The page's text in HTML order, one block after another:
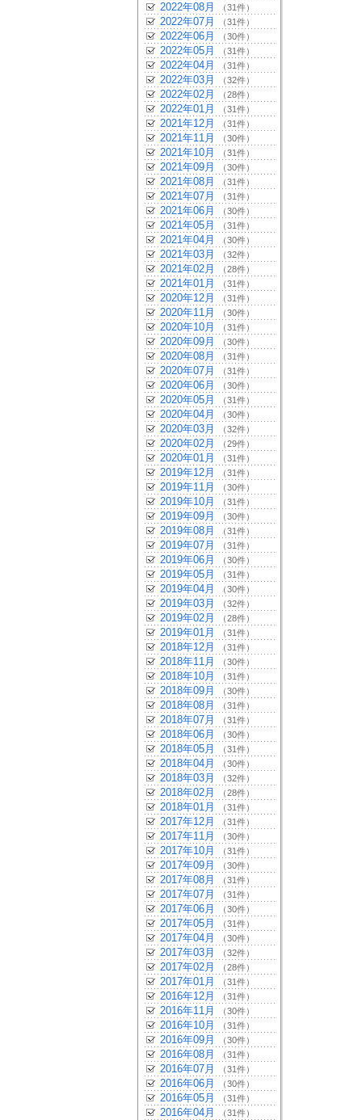
2022年08月 （31件）
2022年07月 （31件）
2022年06月 （30件）
2022年05月 （31件）
2022年04月 （31件）
2022年03月 （32件）
2022年02月 （28件）
2022年01月 （31件）
2021年12月 （31件）
2021年11月 （30件）
2021年10月 （31件）
2021年09月 （30件）
2021年08月 （31件）
2021年07月 （31件）
2021年06月 （30件）
2021年05月 （31件）
2021年04月 （30件）
2021年03月 （32件）
2021年02月 （28件）
2021年01月 （31件）
2020年12月 （31件）
2020年11月 （30件）
2020年10月 （31件）
2020年09月 （30件）
2020年08月 （31件）
2020年07月 （31件）
2020年06月 （30件）
2020年05月 （31件）
2020年04月 （30件）
2020年03月 （32件）
2020年02月 （29件）
2020年01月 （31件）
2019年12月 （31件）
2019年11月 （30件）
2019年10月 （31件）
2019年09月 （30件）
2019年08月 （31件）
2019年07月 （31件）
2019年06月 （30件）
2019年05月 （31件）
2019年04月 （30件）
2019年03月 （32件）
2019年02月 （28件）
2019年01月 （31件）
2018年12月 （31件）
2018年11月 （30件）
2018年10月 （31件）
2018年09月 （30件）
2018年08月 （31件）
2018年07月 （31件）
2018年06月 （30件）
2018年05月 （31件）
2018年04月 （30件）
2018年03月 （32件）
2018年02月 （28件）
2018年01月 （31件）
2017年12月 （31件）
2017年11月 （30件）
2017年10月 （31件）
2017年09月 （30件）
2017年08月 （31件）
2017年07月 （31件）
2017年06月 （30件）
2017年05月 （31件）
2017年04月 （30件）
2017年03月 （32件）
2017年02月 （28件）
2017年01月 （31件）
2016年12月 （31件）
2016年11月 （30件）
2016年10月 （31件）
2016年09月 （30件）
2016年08月 （31件）
2016年07月 （31件）
2016年06月 （30件）
2016年05月 （31件）
2016年04月 （31件）